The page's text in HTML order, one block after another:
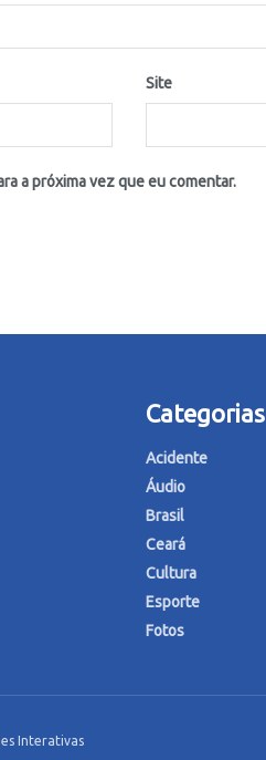
Site
a próxima vez que eu comentar.
Categorias
Acidente
Áudio
Brasil
Ceará
Cultura
Esporte
Fotos
Interativas